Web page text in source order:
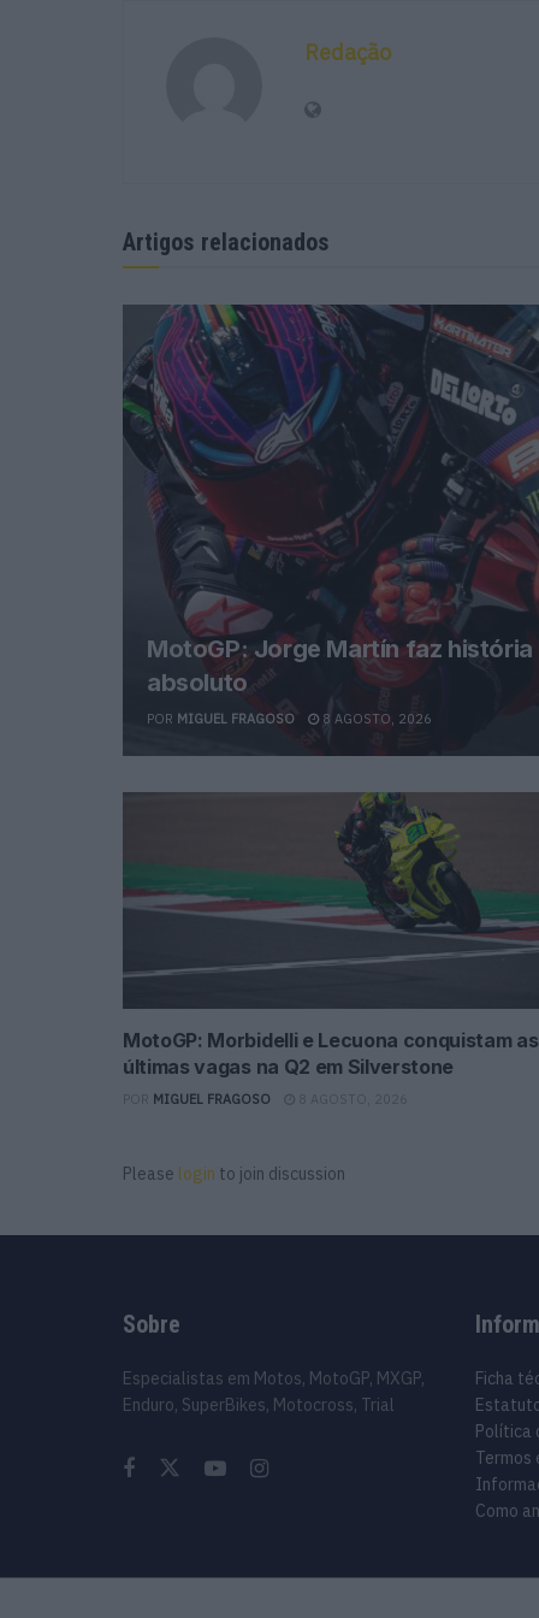
Redação
Artigos relacionados
MotoGP: Jorge Martín faz
absoluto
POR MIGUEL FRAGOSO 8 AGOSTO, 2026
MotoGP: Morbidelli e Lecuona conquistam as
últimas vagas na Q2 em Silverstone
MIGUEL FRAGOSO 8 AGOSTO, 2026
Please login to join discussion
Sobre
Especialistas em Motos, MotoGP, MXGP,
Enduro, SuperBikes, Motocross, Trial
Ficha
Política
Termos
Como